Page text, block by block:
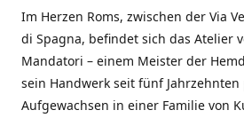
Im Herzen Roms, zwischen der Via
di Spagna, befindet sich das Atelier
Mandatori – einem Meister der
sein Handwerk seit fünf
Aufgewachsen in einer Familie von